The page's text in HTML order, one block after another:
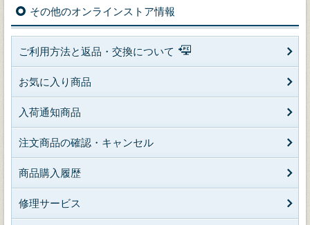
その他のオンラインストア情報
ご利用方法と返品・交換について
お気に入り商品
入荷通知商品
注文商品の確認・キャンセル
商品購入履歴
修理サービス